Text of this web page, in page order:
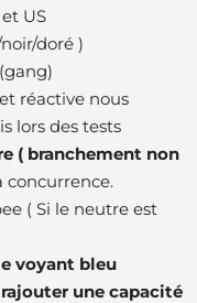
US
doré )
réactive nous
lors des tests
( branchement non
concurrence.
( Si le neutre est
voyant bleu
rajouter une capacité